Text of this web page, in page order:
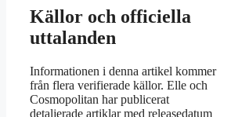
Källor och officiella
uttalanden
Informationen i denna artikel kommer
från flera verifierade källor. Elle och
Cosmopolitan har publicerat
detaljerade artiklar med releasedatum